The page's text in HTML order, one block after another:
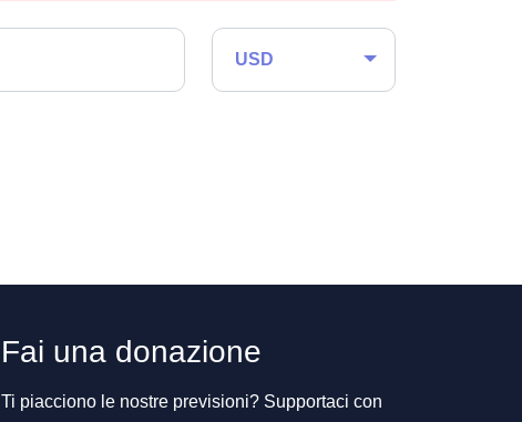
USD
Fai una donazione
Ti piacciono le nostre previsioni? Supportaci con